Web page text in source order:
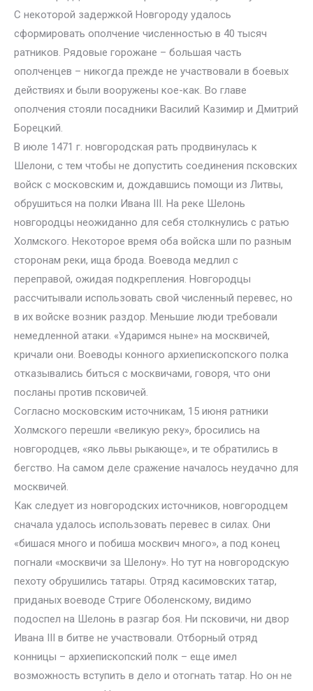
С некоторой задержкой Новгороду удалось
сформировать ополчение численностью в 40 тысяч
ратников. Рядовые горожане – большая часть
ополченцев – никогда прежде не участвовали в боевых
действиях и были вооружены кое-как. Во главе
ополчения стояли посадники Василий Казимир и Дмитрий
Борецкий.
В июле 1471 г. новгородская рать продвинулась к
Шелони, с тем чтобы не допустить соединения псковских
войск с московским и, дождавшись помощи из Литвы,
обрушиться на полки Ивана III. На реке Шелонь
новгородцы неожиданно для себя столкнулись с ратью
Холмского. Некоторое время оба войска шли по разным
сторонам реки, ища брода. Воевода медлил с
переправой, ожидая подкрепления. Новгородцы
рассчитывали использовать свой численный перевес, но
в их войске возник раздор. Меньшие люди требовали
немедленной атаки. «Ударимся ныне» на москвичей,
кричали они. Воеводы конного архиепископского полка
отказывались биться с москвичами, говоря, что они
посланы против псковичей.
Согласно московским источникам, 15 июня ратники
Холмского перешли «великую реку», бросились на
новгородцев, «яко львы рыкающе», и те обратились в
бегство. На самом деле сражение началось неудачно для
москвичей.
Как следует из новгородских источников, новгородцем
сначала удалось использовать перевес в силах. Они
«бишася много и побиша москвич много», а под конец
погнали «москвичи за Шелону». Но тут на новгородскую
пехоту обрушились татары. Отряд касимовских татар,
приданых воеводе Стриге Оболенскому, видимо
подоспел на Шелонь в разгар боя. Ни псковичи, ни двор
Ивана III в битве не участвовали. Отборный отряд
конницы – архиепископский полк – еще имел
возможность вступить в дело и отогнать татар. Но он не